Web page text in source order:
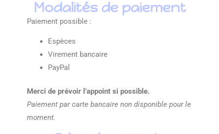
Modalités de paiement
Paiement possible :
Espèces
Virement bancaire
PayPal
Merci de prévoir l’appoint si possible.
Paiement par carte bancaire non disponible pour le
moment.